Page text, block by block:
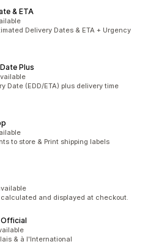
& ETA
Delivery Dates & ETA + Urgency
Plus
Date (EDD/ETA) plus delivery time
to store & Print shipping labels
calculated and displayed at checkout.
& à l'International